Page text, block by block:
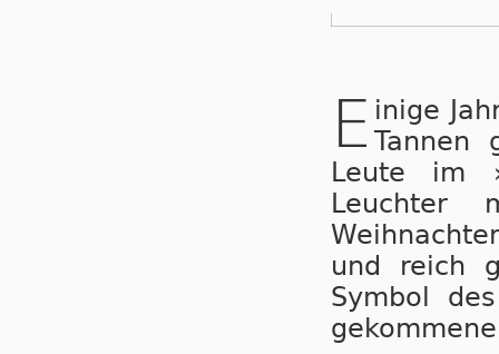
E inige
Tannen
Leu­te im
Leuch­ter
und reich
Sym­bol